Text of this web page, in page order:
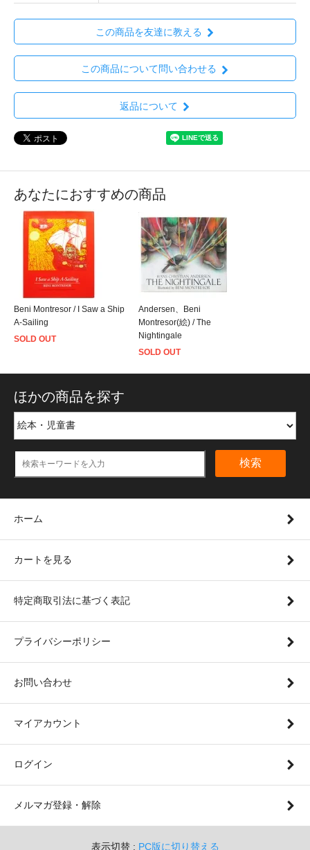
この商品を友達に教える
この商品について問い合わせる
返品について
あなたにおすすめの商品
Beni Montresor / I Saw a Ship
A-Sailing
SOLD OUT
Andersen、Beni
Montresor(絵) / The
Nightingale
SOLD OUT
ほかの商品を探す
検索
ホーム
カートを見る
特定商取引法に基づく表記
プライバシーポリシー
お問い合わせ
マイアカウント
ログイン
メルマガ登録・解除
表示切替 : PC版に切り替える